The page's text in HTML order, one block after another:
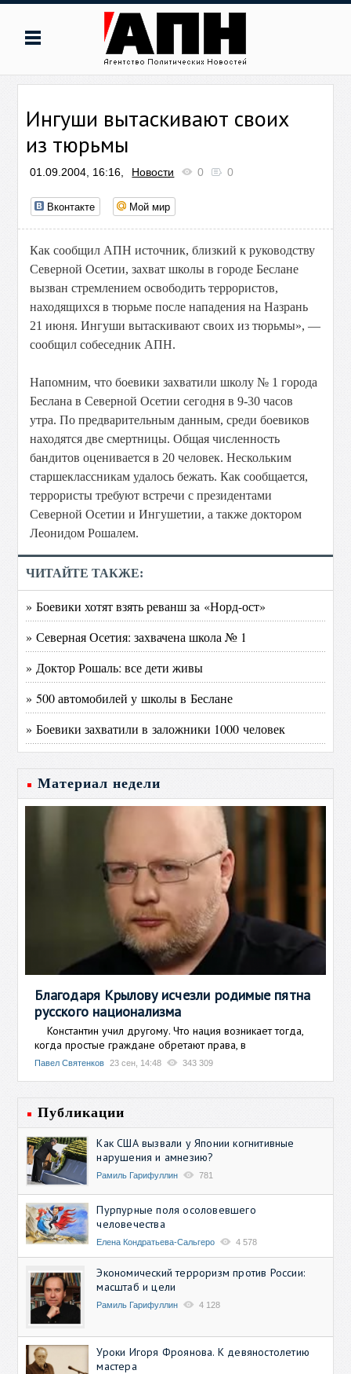
Ингуши вытаскивают своих
из тюрьмы
01.09.2004, 16:16, Новости 0 0
Вконтакте Мой мир
Как сообщил АПН источник, близкий к руководству
Северной Осетии, захват школы в городе Беслане
вызван стремлением освободить террористов,
находящихся в тюрьме после нападения на Назрань
21 июня. Ингуши вытаскивают своих из тюрьмы», —
сообщил собеседник АПН.
Напомним, что боевики захватили школу № 1 города
Беслана в Северной Осетии сегодня в 9-30 часов
утра. По предварительным данным, среди боевиков
находятся две смертницы. Общая численность
бандитов оценивается в 20 человек. Нескольким
старшеклассникам удалось бежать. Как сообщается,
террористы требуют встречи с президентами
Северной Осетии и Ингушетии, а также доктором
Леонидом Рошалем.
ЧИТАЙТЕ ТАКЖЕ:
» Боевики хотят взять реванш за «Норд-ост»
» Северная Осетия: захвачена школа № 1
» Доктор Рошаль: все дети живы
» 500 автомобилей у школы в Беслане
» Боевики захватили в заложники 1000 человек
Материал недели
Благодаря Крылову исчезли родимые пятна
русского национализма
Константин учил другому. Что нация возникает тогда,
когда простые граждане обретают права, в
Павел Святенков 23 сен, 14:48 343 309
Публикации
Как США вызвали у Японии когнитивные
нарушения и амнезию?
Рамиль Гарифуллин 781
Пурпурные поля осоловевшего
человечества
Елена Кондратьева-Сальгеро 4 578
Экономический терроризм против России:
масштаб и цели
Рамиль Гарифуллин 4 128
Уроки Игоря Фроянова. К девяностолетию
мастера